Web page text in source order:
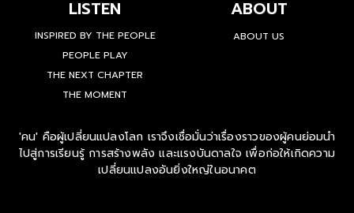
LISTEN
INSPIRED BY THE PEOPLE
PEOPLE PLAY
THE NEXT CHAPTER
THE MOMENT
ABOUT
ABOUT US
'คน' คือผู้เปลี่ยนแปลงโลก เราจึงเชื่อมั่นว่าเรื่องราวของผู้คนย่อมนำ
ไปสู่การเรียนรู้ การสร้างพลัง และแรงบันดาลใจ เพื่อก่อให้เกิดความ
เปลี่ยนแปลงอันยิ่งใหญ่ในอนาคต